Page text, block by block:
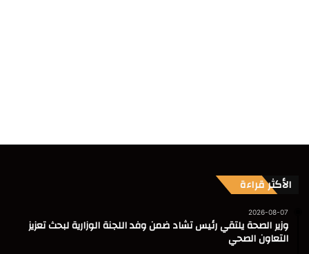
الأكثر قراءة
2026-08-07
وزير الصحة يلتقي رئيس تشاد ضمن وفد اللجنة الوزارية لبحث تعزيز
التعاون الصحي